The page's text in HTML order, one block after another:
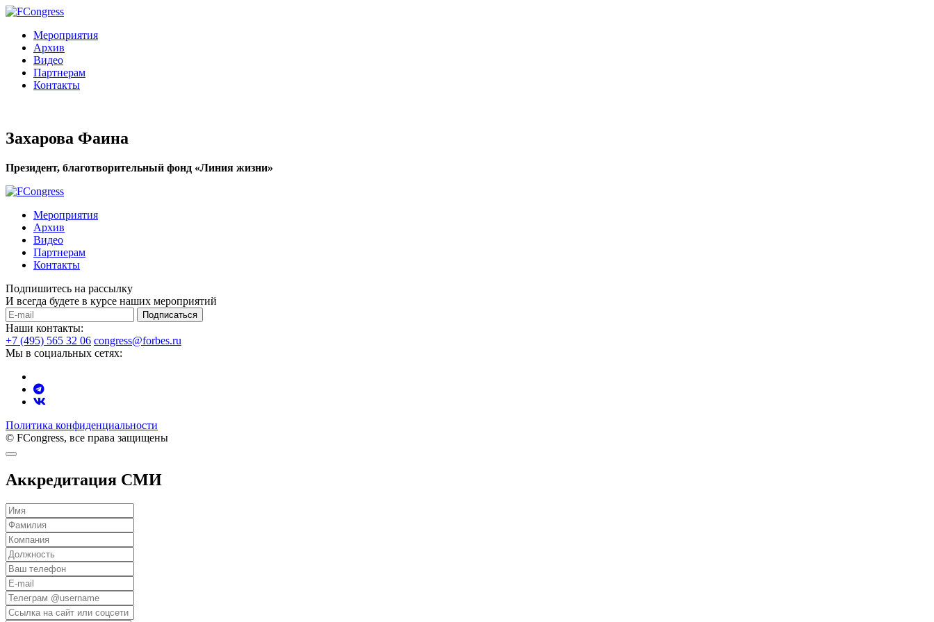
Мероприятия
Архив
Видео
Партнерам
Контакты
Захарова Фаина
Президент, благотворительный фонд «Линия жизни»
Мероприятия
Архив
Видео
Партнерам
Контакты
Подпишитесь на рассылку
И всегда будете в курсе наших мероприятий
Подписаться
Наши контакты:
+7 (495) 565 32 06 congress@forbes.ru
Мы в социальных сетях:
Политика конфиденциальности
© FCongress, все права защищены
Аккредитация СМИ